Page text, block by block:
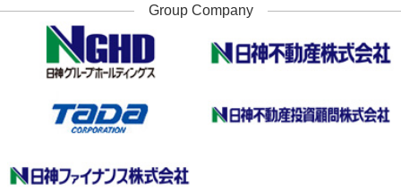
Group Company